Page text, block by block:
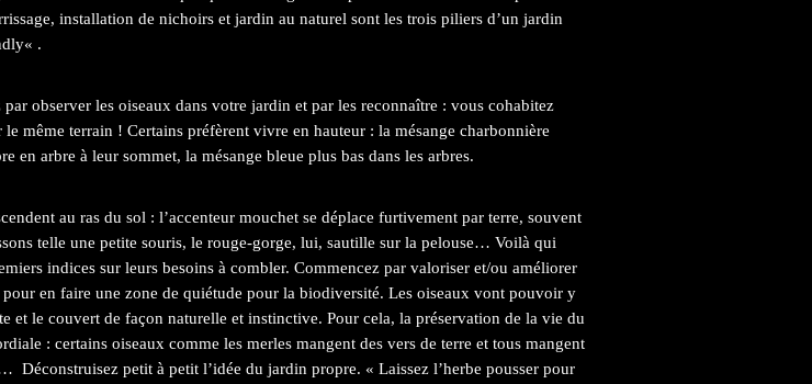
installation de nichoirs et jardin au naturel sont les trois piliers d’un jardin
.
par observer les oiseaux dans votre jardin et par les reconnaître : vous cohabitez
le même terrain ! Certains préfèrent vivre en hauteur : la mésange charbonnière
en arbre à leur sommet, la mésange bleue plus bas dans les arbres.
au ras du sol : l’accenteur mouchet se déplace furtivement par terre, souvent
telle une petite souris, le rouge-gorge, lui, sautille sur la pelouse… Voilà qui
indices sur leurs besoins à combler. Commencez par valoriser et/ou améliorer
en faire une zone de quiétude pour la biodiversité. Les oiseaux vont pouvoir y
et le couvert de façon naturelle et instinctive. Pour cela, la préservation de la vie du
: certains oiseaux comme les merles mangent des vers de terre et tous mangent
Déconstruisez petit à petit l’idée du jardin propre. « Laissez l’herbe pousser pour